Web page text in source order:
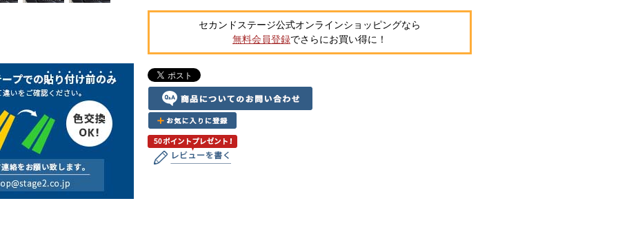
セカンドステージ公式オンラインショッピングなら
無料会員登録でさらにお買い得に！